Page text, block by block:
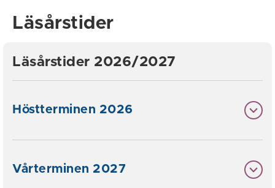
Läsårstider
Läsårstider 2026/2027
Höstterminen 2026
Vårterminen 2027